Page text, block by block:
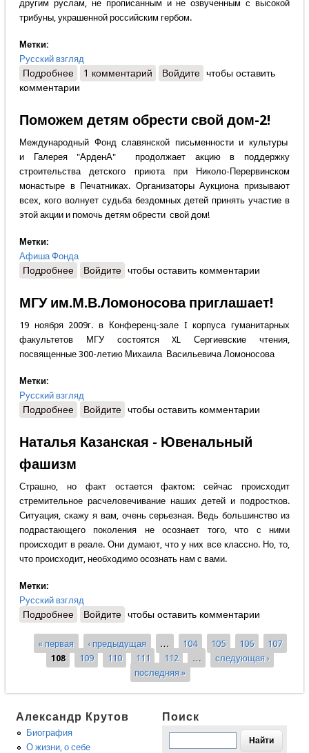
другим руслам, не прописанным и не озвученным с высокой
трибуны, украшенной российским гербом.
Метки:
Русский взгляд
Подробнеео Николай Леонов - «Эх раз, еще раз, да еще
много, много раз…»
1 комментарий Войдите чтобы оставить
комментарии
Поможем детям обрести свой дом-2!
Международный Фонд славянской письменности и культуры
и Галерея "АрденА" продолжает акцию в поддержку
строительства детского приюта при Николо-Перервинском
монастыре в Печатниках. Организаторы Аукциона призывают
всех, кого волнует судьба бездомных детей принять участие в
этой акции и помочь детям обрести свой дом!
Метки:
Афиша Фонда
Подробнеео Поможем детям обрести свой дом-2!
Войдите чтобы оставить комментарии
МГУ им.М.В.Ломоносова приглашает!
19 ноября 2009г. в Конференц-зале I корпуса гуманитарных
факультетов МГУ состоятся XL Сергиевские чтения,
посвященные 300-летию Михаила Васильевича Ломоносова
Метки:
Русский взгляд
Подробнеео МГУ им.М.В.Ломоносова приглашает!
Войдите чтобы оставить комментарии
Наталья Казанская - Ювенальный
фашизм
Страшно, но факт остается фактом: сейчас происходит
стремительное расчеловечивание наших детей и подростков.
Ситуация, скажу я вам, очень серьезная. Ведь большинство из
подрастающего поколения не осознает того, что с ними
происходит в реале. Они думают, что у них все классно. Но, то,
что происходит, необходимо осознать нам с вами.
Метки:
Русский взгляд
Подробнеео Наталья Казанская - Ювенальный фашизм
Войдите чтобы оставить комментарии
Страницы
« первая ‹ предыдущая … 104 105 106
107
108
109 110 111 112 …
следующая ›
последняя »
Александр Крутов
Биография
О жизни, о себе
Поиск